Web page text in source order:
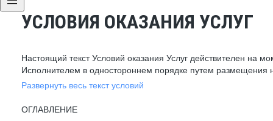
УСЛОВИЯ ОКАЗАНИЯ УСЛУГ
Настоящий текст Условий оказания Услуг действителен на
Исполнителем в одностороннем порядке путем размещения
Развернуть весь текст условий
ОГЛАВЛЕНИЕ